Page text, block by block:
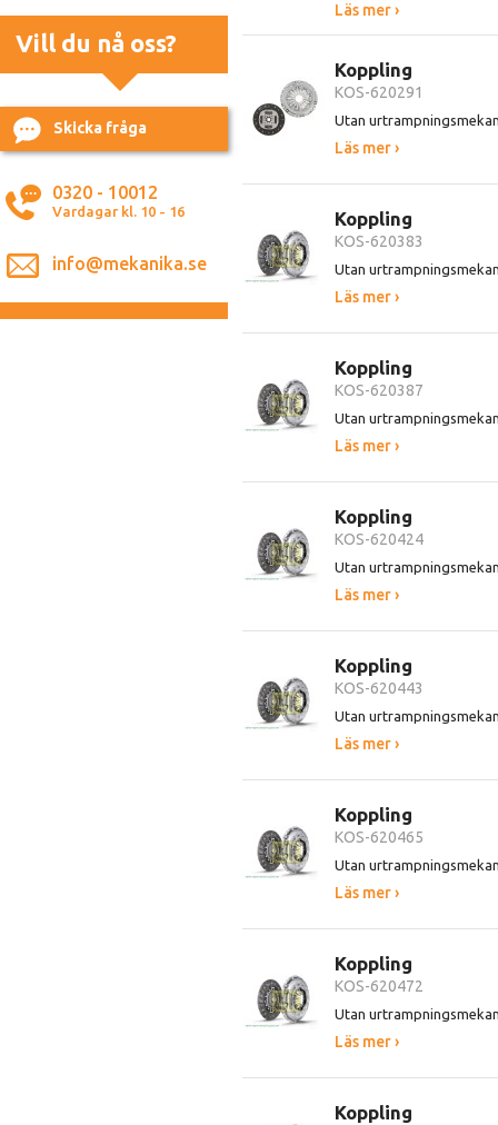
Vill du nå oss?
Skicka fråga
0320 - 10012
Vardagar kl. 10 - 16
info@mekanika.se
Läs mer ›
Koppling
KOS-620291
Utan
Läs mer ›
Koppling
KOS-620383
Utan
Läs mer ›
Koppling
KOS-620387
Utan
Läs mer ›
Koppling
KOS-620424
Utan
Läs mer ›
Koppling
KOS-620443
Utan
Läs mer ›
Koppling
KOS-620465
Utan
Läs mer ›
Koppling
KOS-620472
Utan
Läs mer ›
Koppling